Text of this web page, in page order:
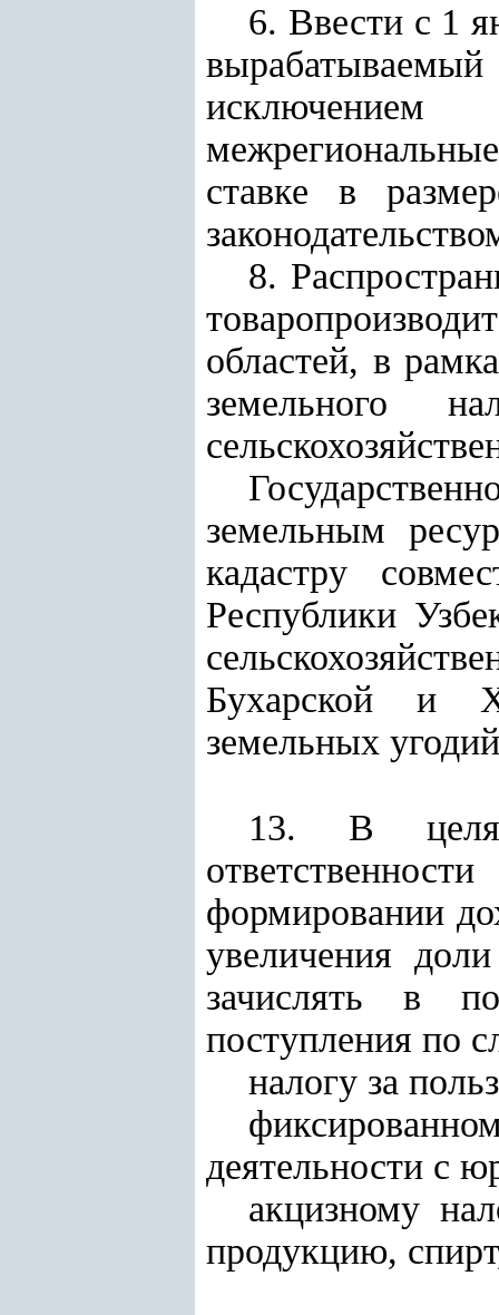
6. Ввести с 1
вырабатываемый
исключением
ставке в
8.
областей, в
земельного
земельным
кадастру
Республики
Бухарской и
земельных
13. В
формировании
увеличения
зачислять в
поступления по
налогу за
деятельности с
акцизному
продукцию,